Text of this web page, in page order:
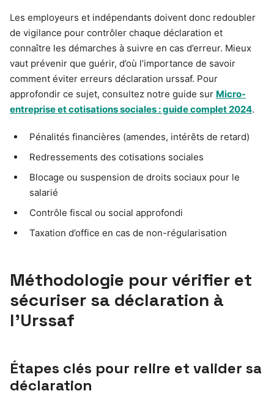
Les employeurs et indépendants doivent donc redoubler
de vigilance pour contrôler chaque déclaration et
connaître les démarches à suivre en cas d’erreur. Mieux
vaut prévenir que guérir, d’où l’importance de savoir
comment éviter erreurs déclaration urssaf. Pour
approfondir ce sujet, consultez notre guide sur Micro-
entreprise et cotisations sociales : guide complet 2024.
Pénalités financières (amendes, intérêts de retard)
Redressements des cotisations sociales
Blocage ou suspension de droits sociaux pour le
salarié
Contrôle fiscal ou social approfondi
Taxation d’office en cas de non-régularisation
Méthodologie pour vérifier et
sécuriser sa déclaration à
l’Urssaf
Étapes clés pour relire et valider sa
déclaration